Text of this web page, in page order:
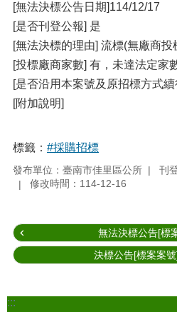
[無法決標公告日期]114/12/17
[是否刊登公報] 是
[無法決標的理由] 流標(無廠商
[投標廠商家數] 有，未達法定家
[是否沿用本案號及原招標方式
[附加說明]
標籤： #採購招標
發布單位：臺南市佳里區公所
刊
修改時間：114-12-16
無法決標公告[標
決標公告[標案案
:::